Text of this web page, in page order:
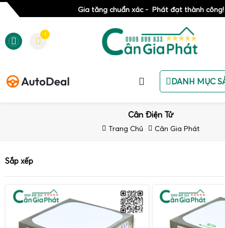
Gia tăng chuẩn xác - Phát đạt thành công!
1
DANH MỤC
Cân Điện Tử
Trang Chủ Cân Gia Phát
Sắp xếp